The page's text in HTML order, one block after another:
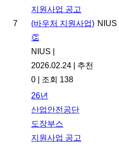
7
지원사업 공고
(바우처 지원사업)
👏
NIUS
2026.02.24
추천
0
조회 138
NIUS
26년
산업안전공단
도장부스
지원사업 공고